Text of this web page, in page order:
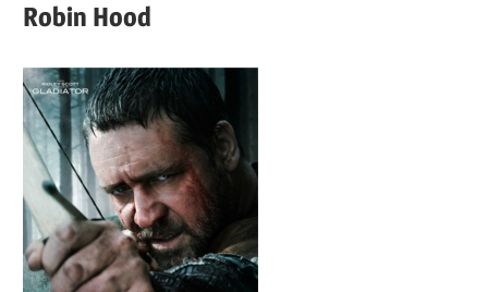
Robin Hood